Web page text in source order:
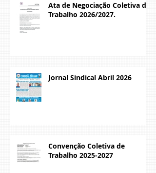
Ata de Negociação Coletiva de
Trabalho 2026/2027.
Jornal Sindical Abril 2026
Convenção Coletiva de
Trabalho 2025-2027